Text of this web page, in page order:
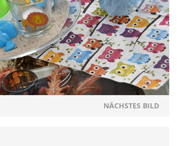
® Müslis – mit einem knackigen Crunch
Punsch aus dem Hause
NÄCHSTES BILD